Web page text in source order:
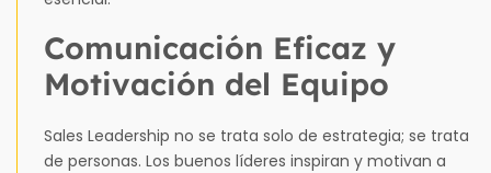
Comunicación Eficaz y
Motivación del Equipo
Sales Leadership no se trata solo de estrategia; se trata
de personas. Los buenos líderes inspiran y motivan a